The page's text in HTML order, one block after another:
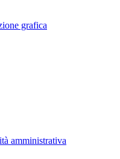
grafica
amministrativa